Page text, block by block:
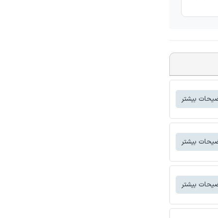
بیشتر
بیشتر
بیشتر